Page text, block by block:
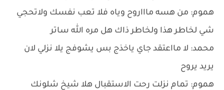
هموم: من هسه ماااروح وياه فلا تعب نفسك ولاتحجي
شي لخاطر هذا ولخاطر ذاك هل مره الله ساتر
محمد: لا مااعتقد جاي ياخذج بس يشوفج يلا نزلي لان
يريد يروح
هموم: تمام نزلت رحت الاستقبال هلا شيخ شلونك